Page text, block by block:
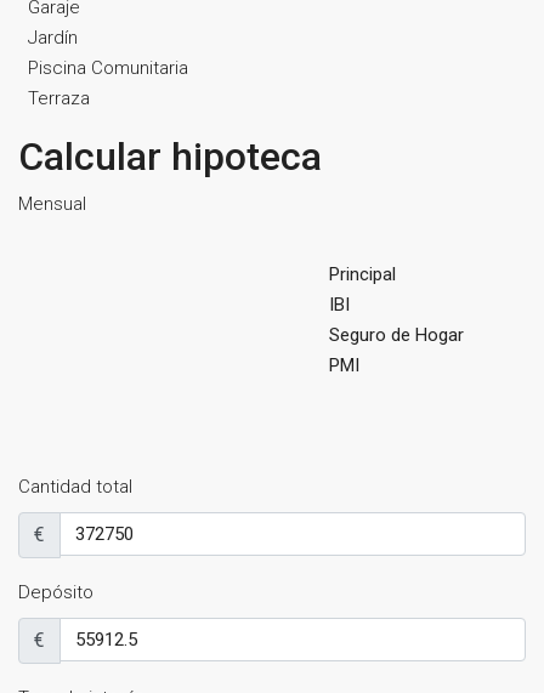
Garaje
Jardín
Piscina Comunitaria
Terraza
Calcular hipoteca
Mensual
Principal
IBI
Seguro de Hogar
PMI
Cantidad total
€
Depósito
€